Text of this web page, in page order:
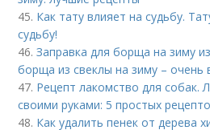
45. Как тату влияет на судьбу.
судьбу!
46.Заправка для борща на зиму
борща из свеклы на зиму – очень
47. Рецепт лакомство для собак.
своими руками: 5 простых
48. Как удалить пенек от дерева